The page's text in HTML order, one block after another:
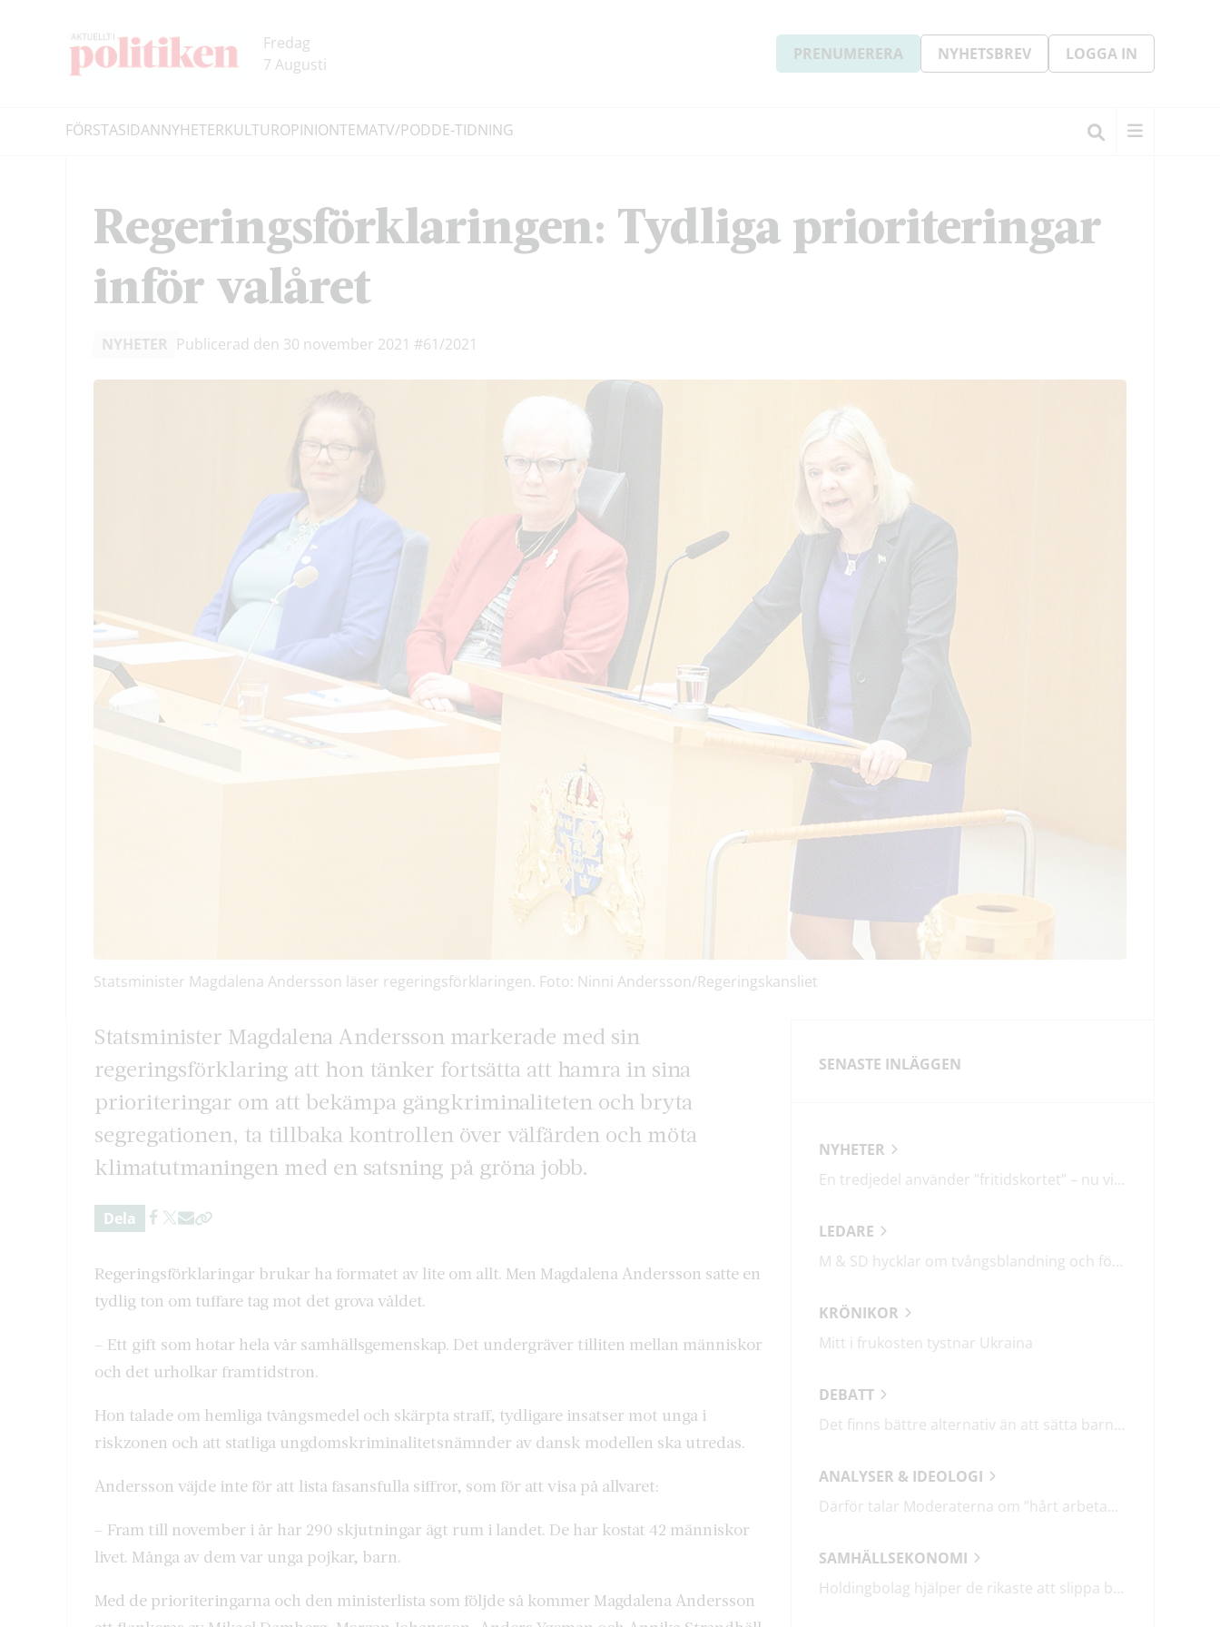
Fredag
7 Augusti
PRENUMERERA NYHETSBREV LOGGA IN
FÖRSTASIDANNYHETERKULTUROPINIONTEMATV/PODDE-TIDNING
Regeringsförklaringen: Tydliga prioriteringar
inför valåret
NYHETER Publicerad den 30 november 2021 #61/2021
Statsminister Magdalena Andersson läser regeringsförklaringen. Foto: Ninni Andersson/Regeringskansliet
Statsminister Magdalena Andersson markerade med sin
regeringsförklaring att hon tänker fortsätta att hamra in sina
prioriteringar om att bekämpa gängkriminaliteten och bryta
segregationen, ta tillbaka kontrollen över välfärden och möta
klimatutmaningen med en satsning på gröna jobb.
Dela
Regeringsförklaringar brukar ha formatet av lite om allt. Men Magdalena Andersson satte en
tydlig ton om tuffare tag mot det grova våldet.
– Ett gift som hotar hela vår samhällsgemenskap. Det undergräver tilliten mellan människor
och det urholkar framtidstron.
Hon talade om hemliga tvångsmedel och skärpta straff, tydligare insatser mot unga i
riskzonen och att statliga ungdomskriminalitetsnämnder av dansk modellen ska utredas.
Andersson väjde inte för att lista fasansfulla siffror, som för att visa på allvaret:
– Fram till november i år har 290 skjutningar ägt rum i landet. De har kostat 42 människor
livet. Många av dem var unga pojkar, barn.
Med de prioriteringarna och den ministerlista som följde så kommer Magdalena Andersson
SENASTE INLÄGGEN
NYHETER
En tredjedel använder ”fritidskortet” – nu vill regeringen utveckla det
LEDARE
M & SD hycklar om tvångsblandning och förvärrar segregationen
KRÖNIKOR
Mitt i frukosten tystnar Ukraina
DEBATT
Det finns bättre alternativ än att sätta barn i fängelse
ANALYSER & IDEOLOGI
Därför talar Moderaterna om ”hårt arbetande människor”
SAMHÄLLSEKONOMI
Holdingbolag hjälper de rikaste att slippa betala miljarder i skatt